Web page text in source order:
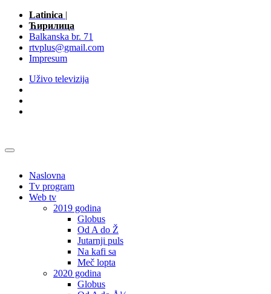
Latinica |
Ћирилица
Balkanska br. 71
rtvplus@gmail.com
Impresum
Uživo televizija
Naslovna
Tv program
Web tv
2019 godina
Globus
Od A do Ž
Jutarnji puls
Na kafi sa
Meč lopta
2020 godina
Globus